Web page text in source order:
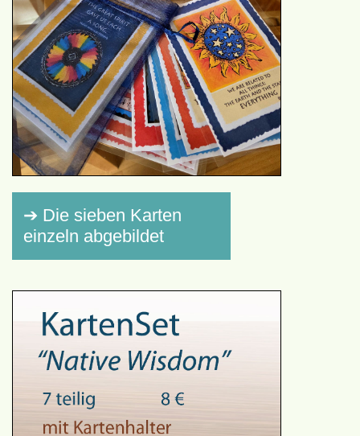
➔ Die sieben Karten
einzeln abgebildet